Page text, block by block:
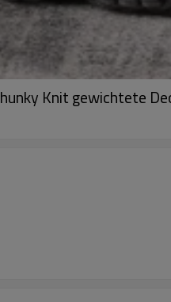
Knit gewichtete